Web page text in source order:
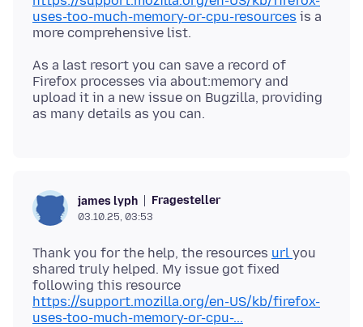
uses-too-much-memory-or-cpu-resources is a
As a last resort you can save a record of
Firefox processes via about:memory and
upload it in a new issue on Bugzilla, providing
james lyph Fragesteller
03.10.25, 03:53
Thank you for the help, the resources url you
shared truly helped. My issue got fixed
following this resource
https://support.mozilla.org/en-US/kb/firefox-
uses-too-much-memory-or-cpu-...